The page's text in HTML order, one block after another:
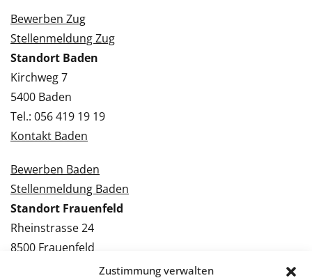
Zustimmung verwalten
Bewerben Zug
Stellenmeldung Zug
Standort Baden
Kirchweg 7
5400 Baden
Tel.: 056 419 19 19
Kontakt Baden
Bewerben Baden
Stellenmeldung Baden
Standort Frauenfeld
Rheinstrasse 24
8500 Frauenfeld
Tel.: 052 224 09 09